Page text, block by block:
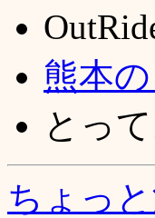
熊本
とっ
ちょっ